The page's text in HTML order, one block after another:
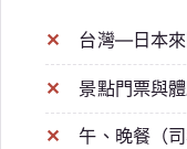
台灣—日本
景點門票與
午、晚餐（